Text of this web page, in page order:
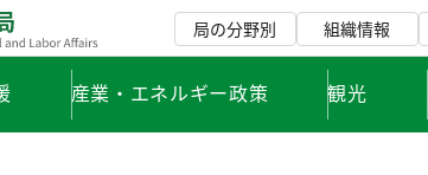
局の分野別 組織情報
産業・エネルギー政策 観光